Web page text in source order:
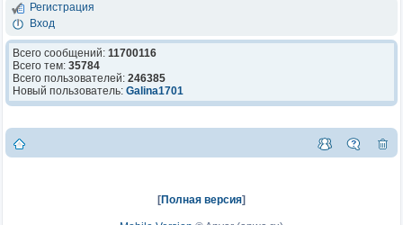
Регистрация
Вход
Всего сообщений: 11700116
Всего тем: 35784
Всего пользователей: 246385
Новый пользователь: Galina1701
[Полная версия]